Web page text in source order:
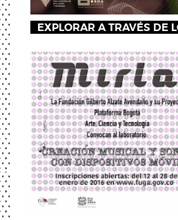
EXPLORAR A TRAVÉS DE